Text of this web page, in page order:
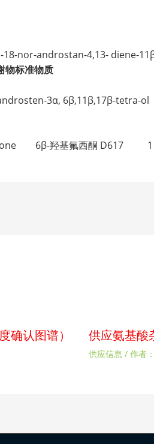
nor-androstan-4,13- diene-
物标准物质
3α, 6β,11β,17β-tetra-
6β-羟基氟西酮 D617 1
确认图谱） 供应氨基酸
供应信息 / 作者：